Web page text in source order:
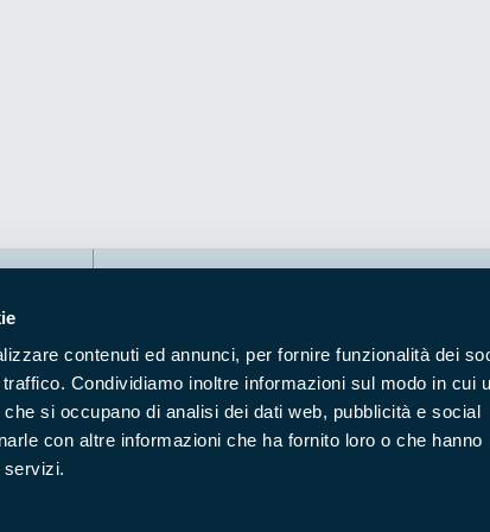
contenuti ed annunci, per fornire funzionalità dei
Condividiamo inoltre informazioni sul modo in cui
si occupano di analisi dei dati web, pubblicità e social
con altre informazioni che ha fornito loro o che hanno
servizi.
Aree Protette
Enti di gestione
Storie